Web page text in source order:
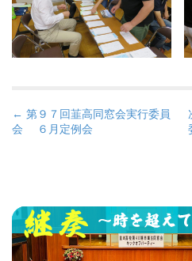
P
o
a
v
← 第９７回韮高同窓会実行委員
会 ６月定例会